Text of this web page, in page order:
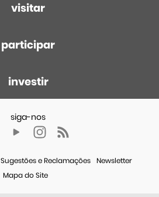
visitar
participar
investir
Sugestões e Reclamações
Newsletter
Mapa do Site